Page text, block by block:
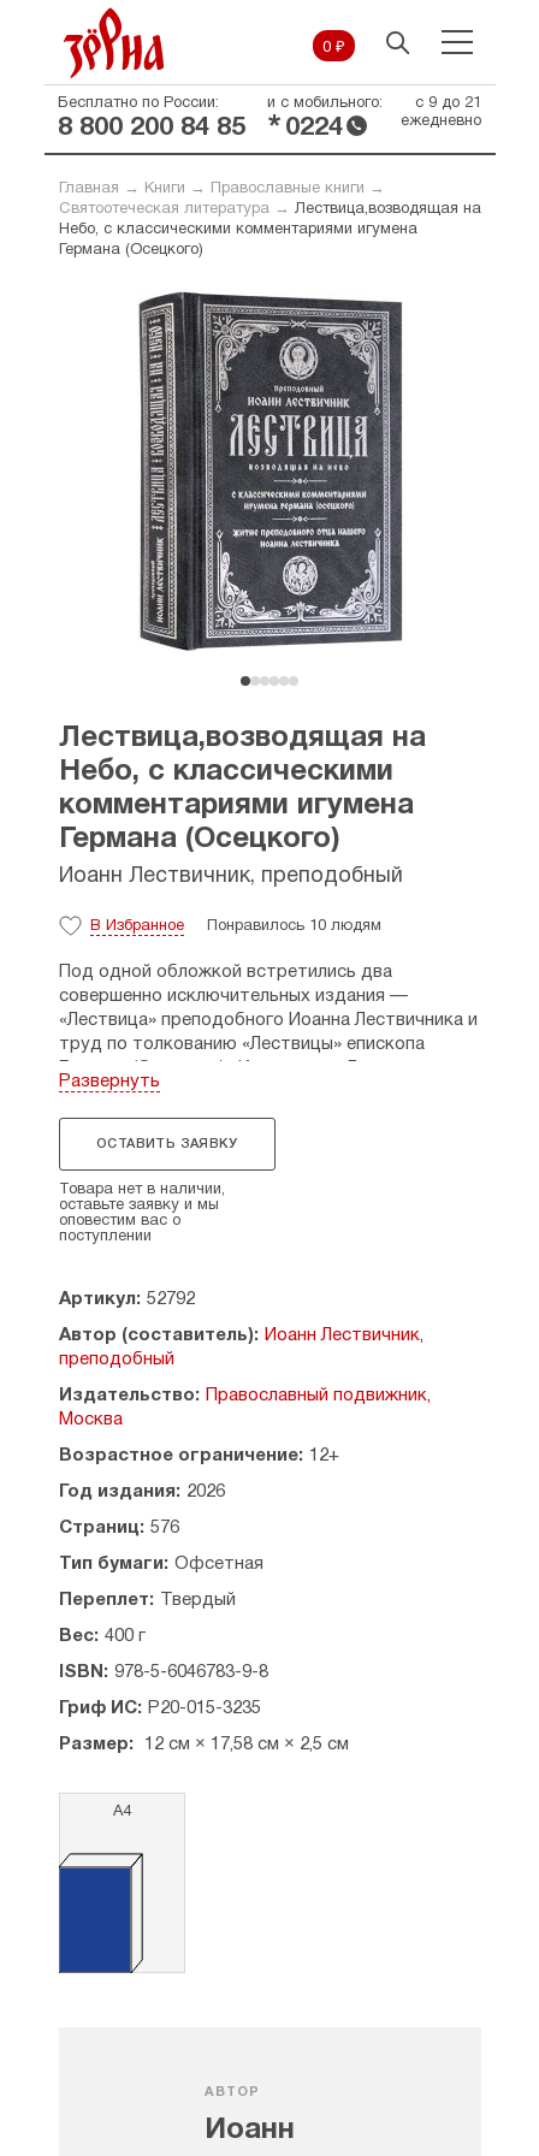
0 ₽
Бесплатно по России:
8 800 200 84 85
и с мобильного:
* 0224
с 9 до 21
ежедневно
Главная → Книги → Православные книги →
Святоотеческая литература→ Лествица,возводящая на
Небо, с классическими комментариями игумена
Германа (Осецкого)
Лествица,возводящая на
Небо, с классическими
комментариями игумена
Германа (Осецкого)
Иоанн Лествичник, преподобный
В Избранное Понравилось 10 людям
Под одной обложкой встретились два
совершенно исключительных издания —
«Лествица» преподобного Иоанна Лествичника и
труд по толкованию «Лествицы» епископа
мирянину», который не выходил в свет более 150
лет.
советом Русской Православной Церкви.
Развернуть
ОСТАВИТЬ ЗАЯВКУ
Товара нет в наличии,
оставьте заявку и мы
оповестим вас о
поступлении
Артикул: 52792
Автор (составитель): Иоанн Лествичник,
преподобный
Издательство:
Православный подвижник,
Москва
Возрастное ограничение: 12+
Год издания: 2026
Страниц: 576
Тип бумаги: Офсетная
Переплет: Твердый
Вес: 400 г
ISBN: 978-5-6046783-9-8
Гриф ИС: Р20-015-3235
Размер: 12 см × 17,58 см × 2,5 см
А4
АВТОР
Иоанн